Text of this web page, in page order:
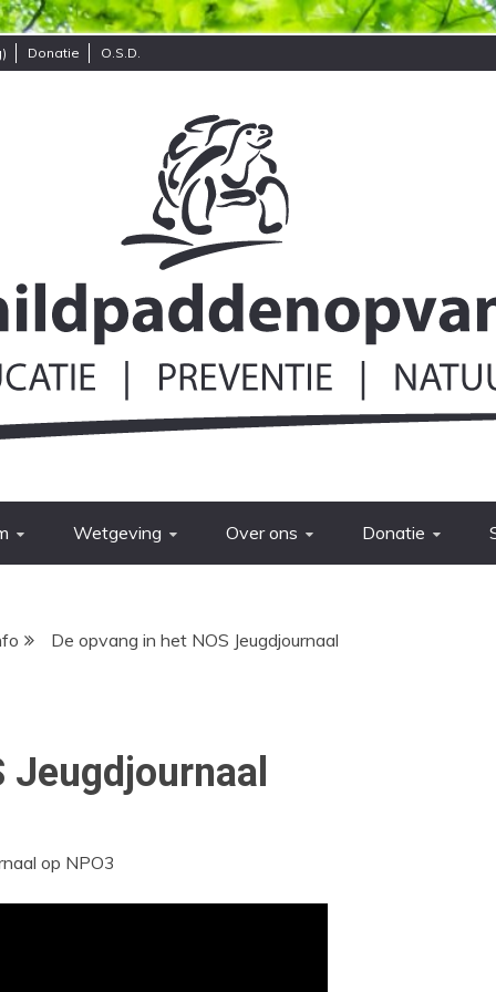
Donatie O.S.D.
Wetgeving Over ons Donatie
De opvang in het NOS Jeugdjournaal
Jeugdjournaal
op NPO3